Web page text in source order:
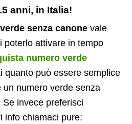
anni, in Italia!
senza canone vale
poterlo attivare in tempo
numero verde
quanto può essere semplice
numero verde senza
invece preferisci
info chiamaci pure: